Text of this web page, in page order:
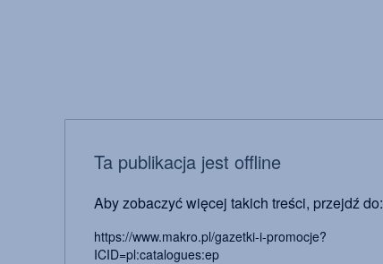
Ta publikacja jest offline
Aby zobaczyć więcej takich treści, przejdź do:
https://www.makro.pl/gazetki-i-promocje?
ICID=pl:catalogues:ep